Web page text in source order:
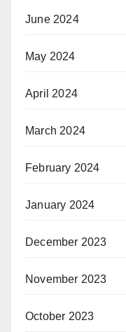
June 2024
May 2024
April 2024
March 2024
February 2024
January 2024
December 2023
November 2023
October 2023